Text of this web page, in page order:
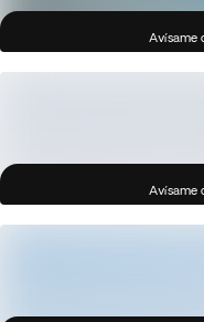
Avísame
Avísame